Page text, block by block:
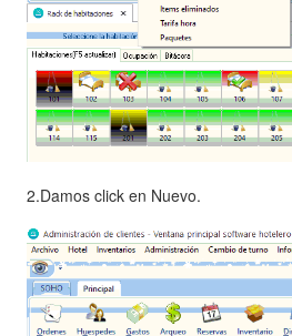
2.Damos click en Nuevo.